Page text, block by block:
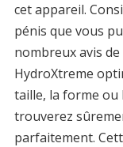
cet appareil.
pénis que vous
nombreux avis
HydroXtreme
taille, la forme ou
trouverez
parfaitement.